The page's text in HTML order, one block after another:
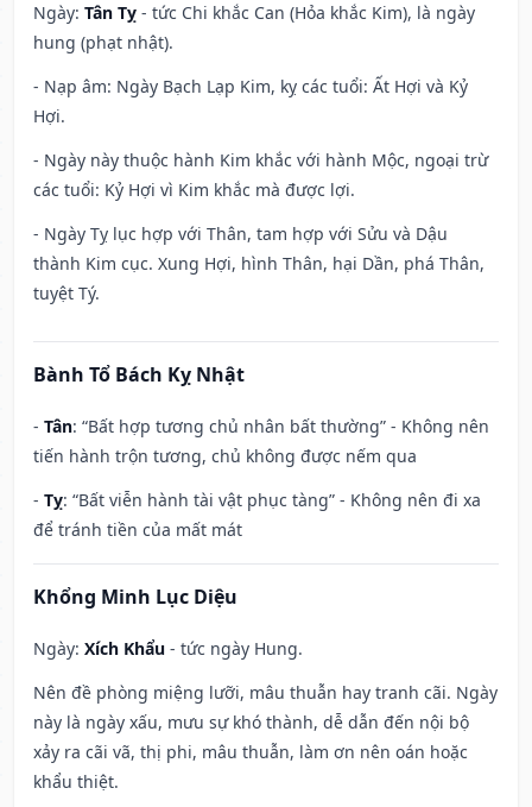
Ngày: Tân Tỵ - tức Chi khắc Can (Hỏa khắc Kim), là ngày
hung (phạt nhật).
- Nạp âm: Ngày Bạch Lạp Kim, kỵ các tuổi: Ất Hợi và Kỷ
Hợi.
- Ngày này thuộc hành Kim khắc với hành Mộc, ngoại trừ
các tuổi: Kỷ Hợi vì Kim khắc mà được lợi.
- Ngày Tỵ lục hợp với Thân, tam hợp với Sửu và Dậu
thành Kim cục. Xung Hợi, hình Thân, hại Dần, phá Thân,
tuyệt Tý.
Bành Tổ Bách Kỵ Nhật
- Tân: “Bất hợp tương chủ nhân bất thường” - Không nên
tiến hành trộn tương, chủ không được nếm qua
- Tỵ: “Bất viễn hành tài vật phục tàng” - Không nên đi xa
để tránh tiền của mất mát
Khổng Minh Lục Diệu
Ngày: Xích Khẩu - tức ngày Hung.
Nên đề phòng miệng lưỡi, mâu thuẫn hay tranh cãi. Ngày
này là ngày xấu, mưu sự khó thành, dễ dẫn đến nội bộ
xảy ra cãi vã, thị phi, mâu thuẫn, làm ơn nên oán hoặc
khẩu thiệt.